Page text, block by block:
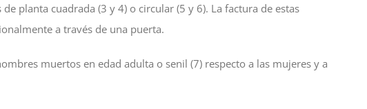
planta cuadrada (3 y 4) o circular (5 y 6). La factura de estas
a través de una puerta.
muertos en edad adulta o senil (7) respecto a las mujeres y a